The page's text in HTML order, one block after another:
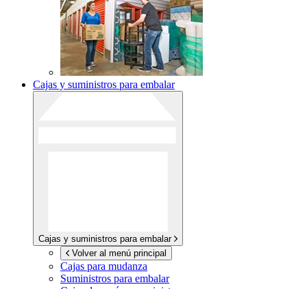
Cajas y suministros para embalar
Cajas y suministros para embalar
Volver al menú principal
Cajas para mudanza
Suministros para embalar